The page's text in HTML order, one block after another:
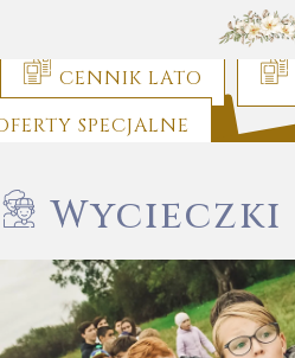
CENNIK LATO
SPECJALNE
Wycieczki